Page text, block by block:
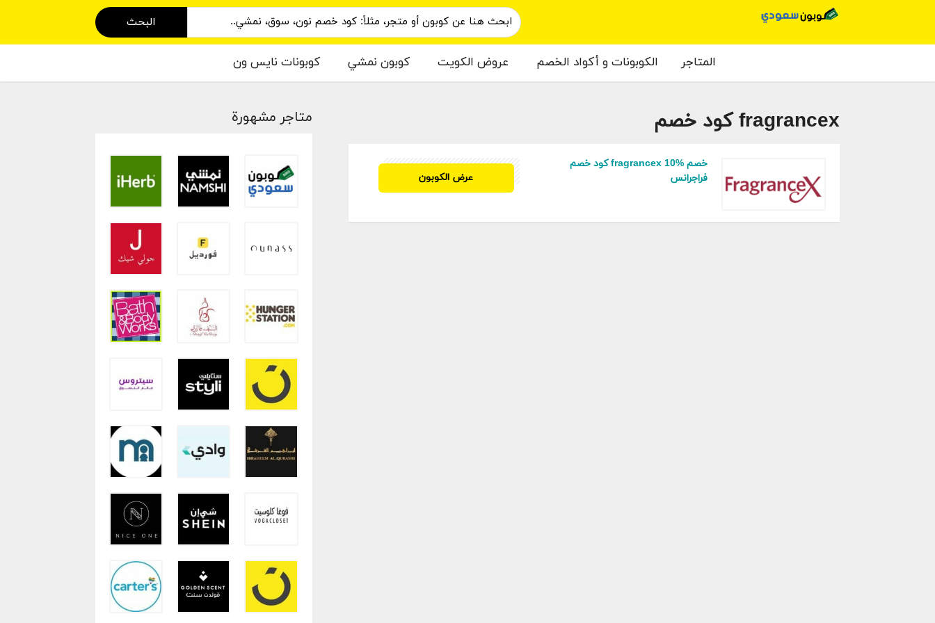
البحث
المتاجر الكوبونات و أكواد الخصم عروض الكويت كوبون نمشي كوبونات نايس ون
fragrancex كود خصم
خصم %10 fragrancex كود خصم
فراجرانس
535FRGXعرض الكوبون
متاجر مشهورة